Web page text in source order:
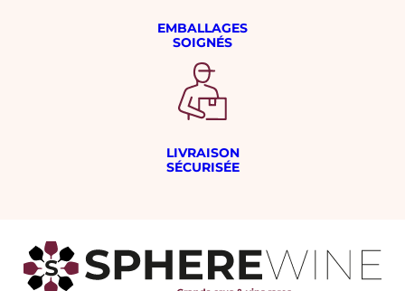
EMBALLAGES
SOIGNÉS
LIVRAISON
SÉCURISÉE